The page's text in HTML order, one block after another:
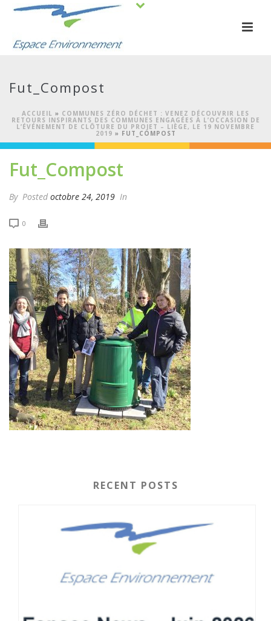
Fut_Compost
ACCUEIL » COMMUNES ZÉRO DÉCHET : VENEZ DÉCOUVRIR LES
RETOURS INSPIRANTS DES COMMUNES ENGAGÉES À L’OCCASION DE
L’ÉVÉNEMENT DE CLÔTURE DU PROJET – LIÈGE, LE 19 NOVEMBRE
2019 » FUT_COMPOST
Fut_Compost
By Posted octobre 24, 2019 In
0
RECENT POSTS